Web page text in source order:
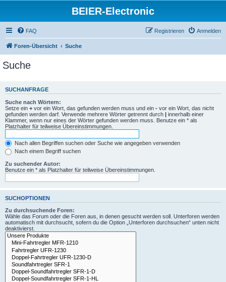
BEIER-Electronic
FAQ Anmelden
Registrieren
Foren-Übersicht Suche
Suche
SUCHANFRAGE
Suche nach Wörtern:
Setze ein + vor ein Wort, das gefunden werden muss und ein - vor ein Wort, das nicht
gefunden werden darf. Verwende mehrere Wörter getrennt durch | innerhalb einer
Klammer, wenn nur eines der Wörter gefunden werden muss. Benutze ein * als
Platzhalter für teilweise Übereinstimmungen.
Nach allen Begriffen suchen oder Suche wie angegeben verwenden
Nach einem Begriff suchen
Zu suchender Autor:
Benutze ein * als Platzhalter für teilweise Übereinstimmungen.
SUCHOPTIONEN
Zu durchsuchende Foren:
Wähle das Forum oder die Foren aus, in denen gesucht werden soll. Unterforen werden
automatisch mit durchsucht, sofern du die Option „Unterforen durchsuchen“ unten nicht
deaktivierst.